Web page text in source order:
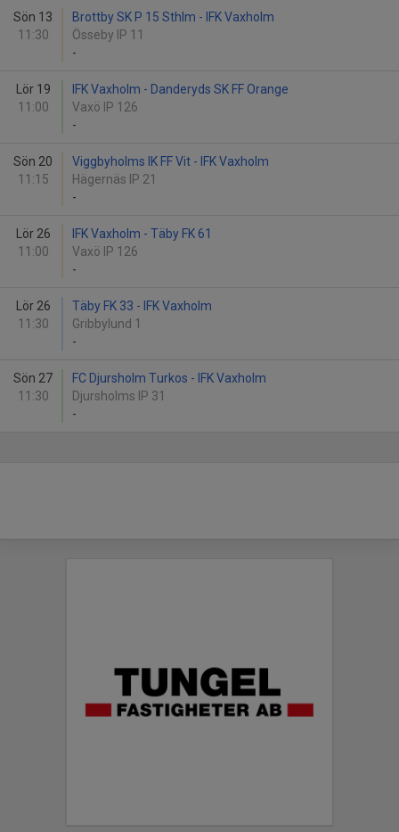
Sön 13
11:30
Brottby SK P 15 Sthlm - IFK Vaxholm
Össeby IP 11
-
Lör 19
11:00
IFK Vaxholm - Danderyds SK FF Orange
Vaxö IP 126
-
Sön 20
11:15
Viggbyholms IK FF Vit - IFK Vaxholm
Hägernäs IP 21
-
Lör 26
11:00
IFK Vaxholm - Täby FK 61
Vaxö IP 126
-
Lör 26
11:30
Täby FK 33 - IFK Vaxholm
Gribbylund 1
-
Sön 27
11:30
FC Djursholm Turkos - IFK Vaxholm
Djursholms IP 31
-